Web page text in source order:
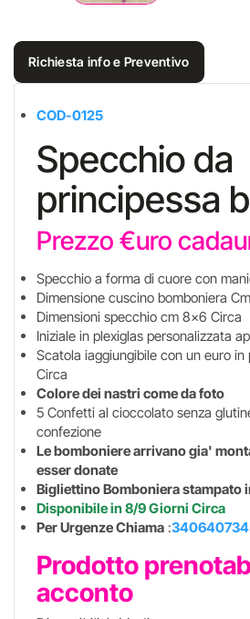
Richiesta info e Preventivo
COD-0125
Specchio da
principessa
Prezzo €uro
Specchio a forma di cuore con
Dimensione cuscino bomboniera
Dimensioni specchio cm 8x6 Circa
Iniziale in plexiglas personalizzata
Scatola iaggiungibile con un euro in
Circa
Colore dei nastri come da foto
5 Confetti al cioccolato senza
confezione
Le bomboniere arrivano gia'
esser donate
Bigliettino Bomboniera stampato
Disponibile in 8/9 Giorni Circa
Per Urgenze Chiama :
Prodotto
acconto